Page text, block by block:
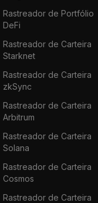
Rastreador de Portfólio
DeFi
Rastreador de Carteira
Starknet
Rastreador de Carteira
zkSync
Rastreador de Carteira
Arbitrum
Rastreador de Carteira
Solana
Rastreador de Carteira
Cosmos
Rastreador de Carteira